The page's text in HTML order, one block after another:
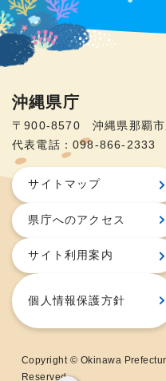
沖縄県庁
〒900-8570 沖縄県那覇市
代表電話：098-866-2333
サイトマップ
県庁へのアクセス
サイト利用案内
個人情報保護方針
Copyright © Okinawa
Reserved.